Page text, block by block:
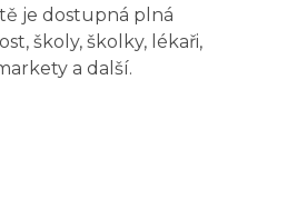
je dostupná plná
školy, školky, lékaři,
a další.